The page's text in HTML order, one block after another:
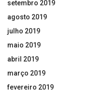
setembro 2019
agosto 2019
julho 2019
maio 2019
abril 2019
março 2019
fevereiro 2019